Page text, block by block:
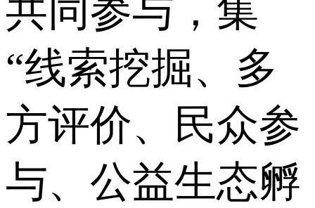
共同参与，集
“线索挖掘、多
方评价、民众参
与、公益生态孵